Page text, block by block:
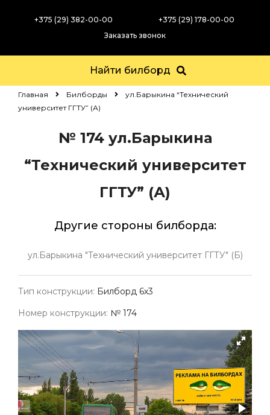
+375 (29) 382-00-00
+375 (29) 178-00-00
Заказать звонок
Найти билборд
Главная Билборды
ул.Барыкина “Технический
университет ГГТУ” (А)
№ 174ул.Барыкина
“Технический университет
ГГТУ” (А)
Другие стороны билборда:
ул.Барыкина "Технический университет ГГТУ" (Б)
Тип конструкции: Билборд 6х3
Номер конструкции: № 174